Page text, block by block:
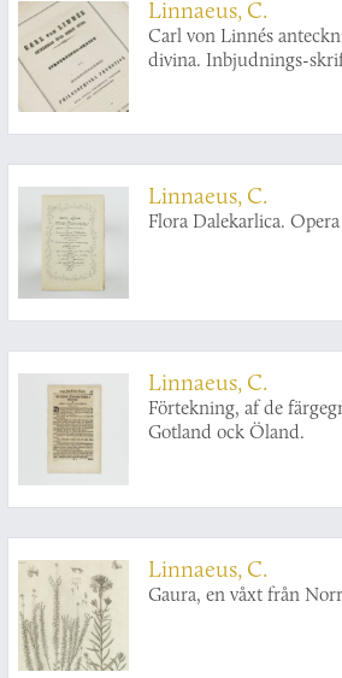
Linnaeus, C.
Carl von Linnés
divina. Inbjudnings-
universitets stiftelse
tillförordnad promotor
Linnaeus, C.
Flora Dalekarlica.
Linnaeus, C.
Förtekning, af de
Gotland ock Öland.
Linnaeus, C.
Gaura, en våxt från